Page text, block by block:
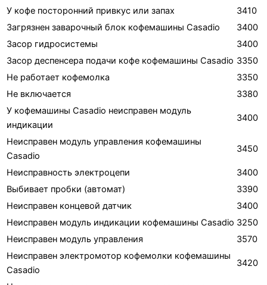
У кофе посторонний привкус или запах
3410
Загрязнен заварочный блок кофемашины Casadio
3400
Засор гидросистемы
3400
Засор деспенсера подачи кофе кофемашины Casadio 3350
Не работает кофемолка
3350
Не включается
3380
У кофемашины Casadio неисправен модуль
индикации
3400
Неисправен модуль управления кофемашины
Casadio
3450
Неисправность электроцепи
3400
Выбивает пробки (автомат)
3390
Неисправен концевой датчик
3400
Неисправен модуль индикации кофемашины Casadio 3250
Неисправен модуль управления
3570
Неисправен электромотор кофемолки кофемашины
Casadio
3420